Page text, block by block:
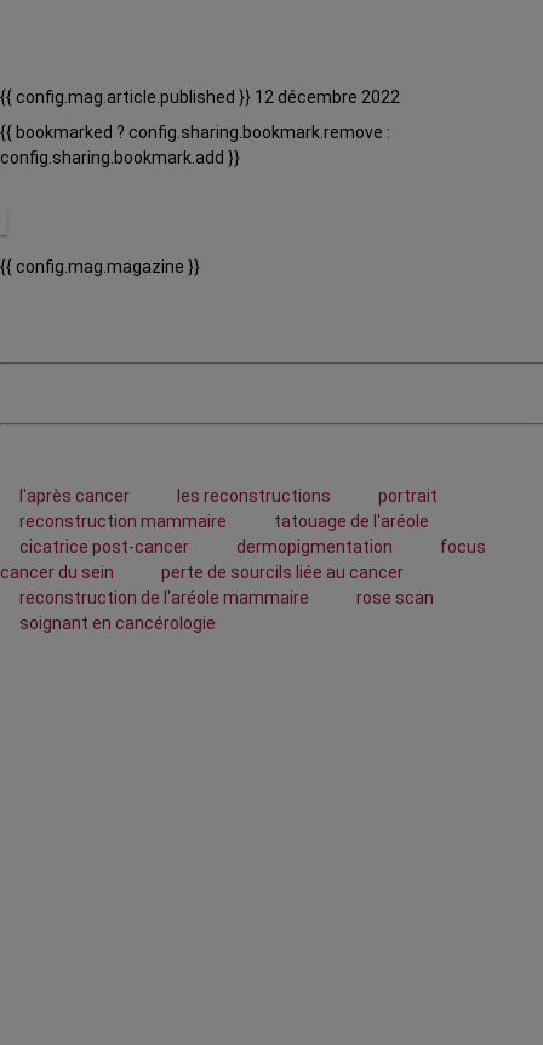
{{ config.mag.article.published }} 12 décembre 2022
{{ bookmarked ? config.sharing.bookmark.remove :
config.sharing.bookmark.add }}
{{ config.mag.magazine }}
l'après cancer les reconstructions
portrait
reconstruction mammaire
tatouage de l'aréole
cicatrice post-cancer
dermopigmentation
focus
cancer du sein
perte de sourcils liée au cancer
reconstruction de l'aréole mammaire
rose scan
soignant en cancérologie